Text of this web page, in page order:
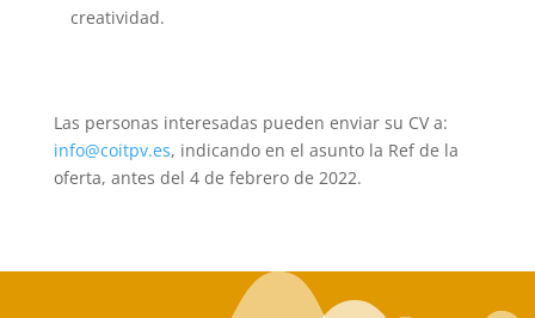
creatividad.
Las personas interesadas pueden enviar su CV a:
info@coitpv.es, indicando en el asunto la Ref de la
oferta, antes del 4 de febrero de 2022.